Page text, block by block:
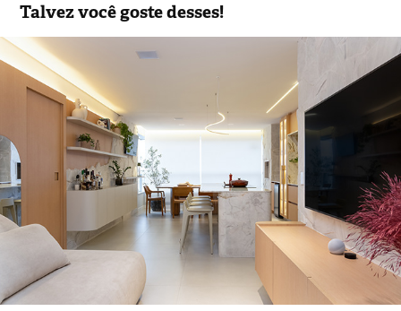
Talvez você goste desses!
Fernanda Diehl | Pienza
2025